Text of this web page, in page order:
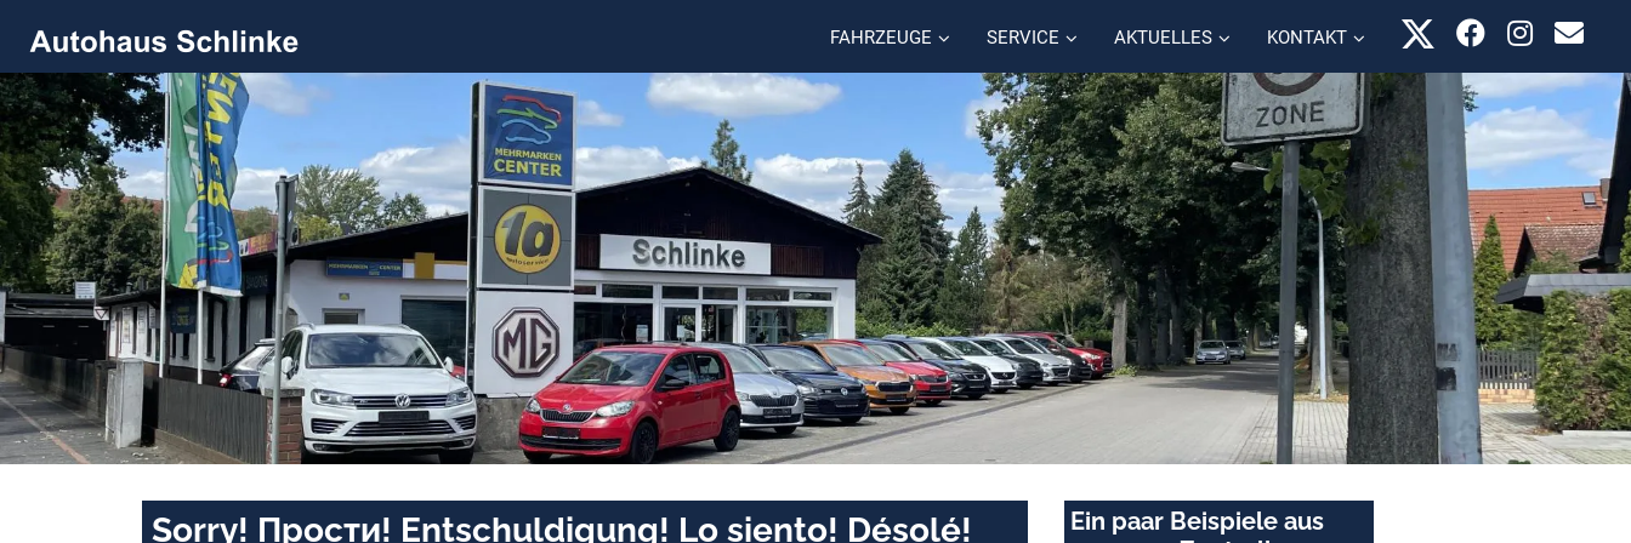
FAHRZEUGE SERVICE AKTUELLES KONTAKT
Sorry! Прости! Entschuldigung! Lo siento! Désolé!
Ein paar Beispiele aus